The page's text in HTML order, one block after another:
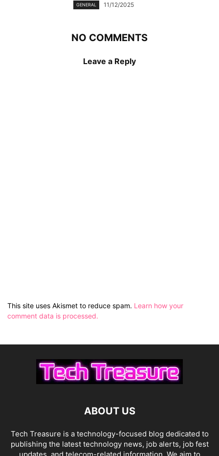
GENERAL 11/12/2025
NO COMMENTS
Leave a Reply
This site uses Akismet to reduce spam. Learn how your
comment data is processed.
ABOUT US
Tech Treasure is a technology-focused blog dedicated to
publishing the latest technology news, job alerts, job fest